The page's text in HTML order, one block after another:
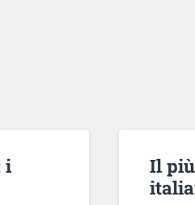
i
Il